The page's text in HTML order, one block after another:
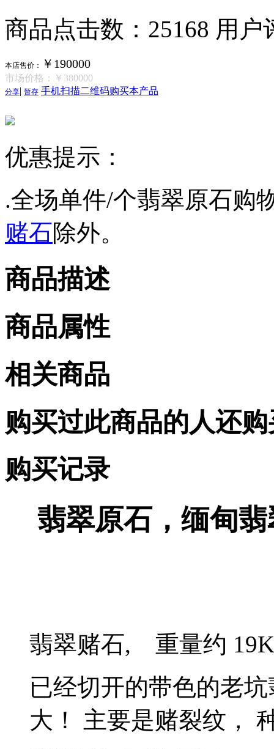
商品点击数：25168 用户
本店售价： ￥190000
市场价格： ￥380000
分享| 暂存 手机扫描二维码购买本产品
优惠提示：
.全场单件/个翡翠原石购
赌石除外。
商品描述
商品属性
相关商品
购买过此商品的人还
购买记录
翡翠原石，缅甸
翡翠赌石, 重量约
已经切开的带色的老
大！ 主要是赌裂纹，